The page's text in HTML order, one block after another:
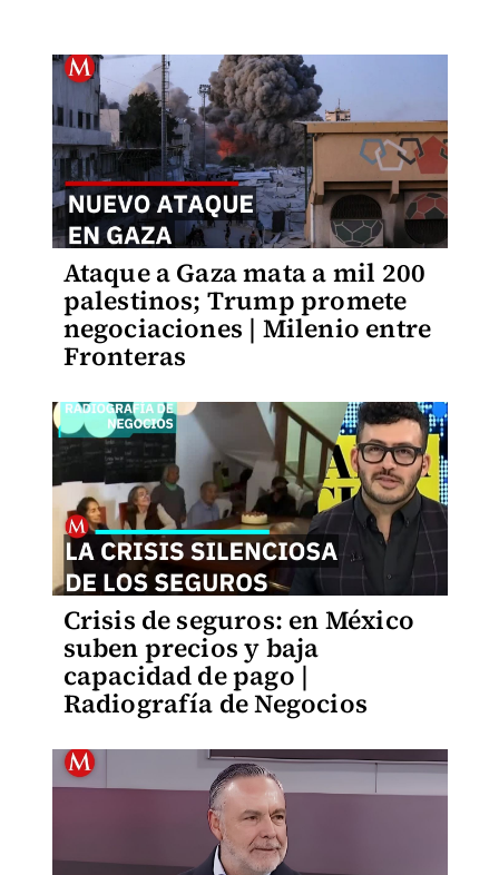
Ataque a Gaza mata a mil 200
palestinos; Trump promete
negociaciones | Milenio entre
Fronteras
Crisis de seguros: en México
suben precios y baja
capacidad de pago |
Radiografía de Negocios